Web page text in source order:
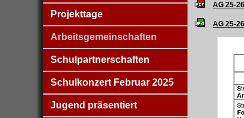
Projekttage
Arbeitsgemeinschaften
Schulpartnerschaften
Schulkonzert Februar 2025
Jugend präsentiert
AG 25-
AG 25-